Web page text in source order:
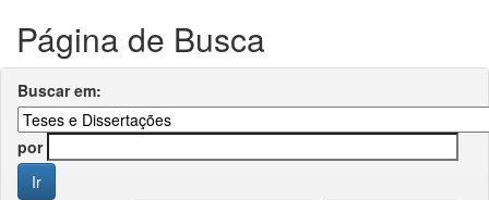
Página de Busca
Buscar em:
por